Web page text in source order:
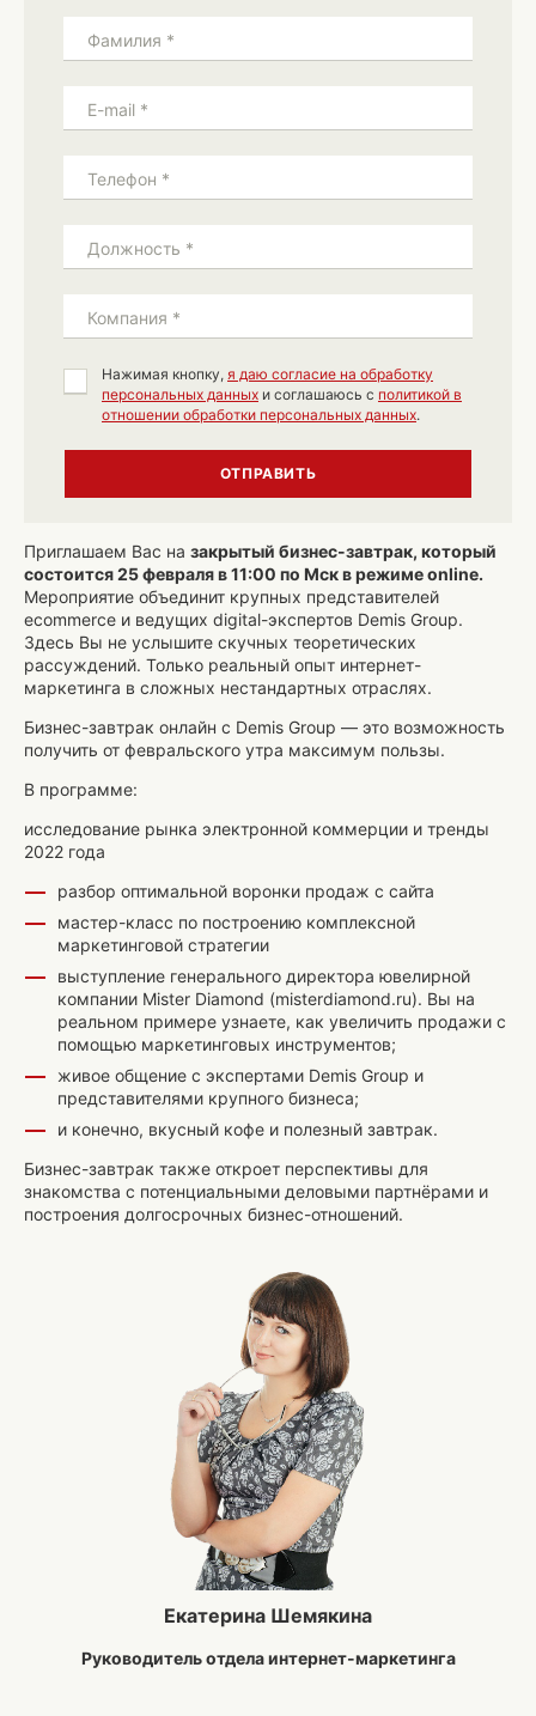
Приглашаем Вас на закрытый бизнес-завтрак, который
состоится 25 февраля в 11:00 по Мск в режиме online.
Мероприятие объединит крупных представителей
ecommerce и ведущих digital-экспертов Demis Group.
Здесь Вы не услышите скучных теоретических
рассуждений. Только реальный опыт интернет-
маркетинга в сложных нестандартных отраслях.
Бизнес-завтрак онлайн с Demis Group — это возможность
получить от февральского утра максимум пользы.
В программе:
исследование рынка электронной коммерции и тренды
2022 года
разбор оптимальной воронки продаж с сайта
мастер-класс по построению комплексной
маркетинговой стратегии
выступление генерального директора ювелирной
компании Mister Diamond (misterdiamond.ru). Вы на
реальном примере узнаете, как увеличить продажи с
помощью маркетинговых инструментов;
живое общение с экспертами Demis Group и
представителями крупного бизнеса;
и конечно, вкусный кофе и полезный завтрак.
Бизнес-завтрак также откроет перспективы для
знакомства с потенциальными деловыми партнёрами и
построения долгосрочных бизнес-отношений.
Екатерина Шемякина
Руководитель отдела интернет-маркетинга
Фамилия *
E-mail *
Телефон *
Должность *
Компания *
Нажимая кнопку, я даю согласие на обработку
персональных данных и соглашаюсь с политикой в
отношении обработки персональных данных.
ОТПРАВИТЬ